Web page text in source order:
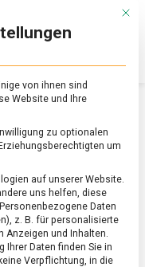
Online-
Magazin
zu
&
Ernährung
Mit
von ihnen sind
Website und Ihre
zu optionalen
um
auf unserer Website.
uns helfen, diese
Personenbezogene Daten
z. B. für personalisierte
Anzeigen und Inhalten.
Ihrer Daten finden Sie in
Verpflichtung, in die